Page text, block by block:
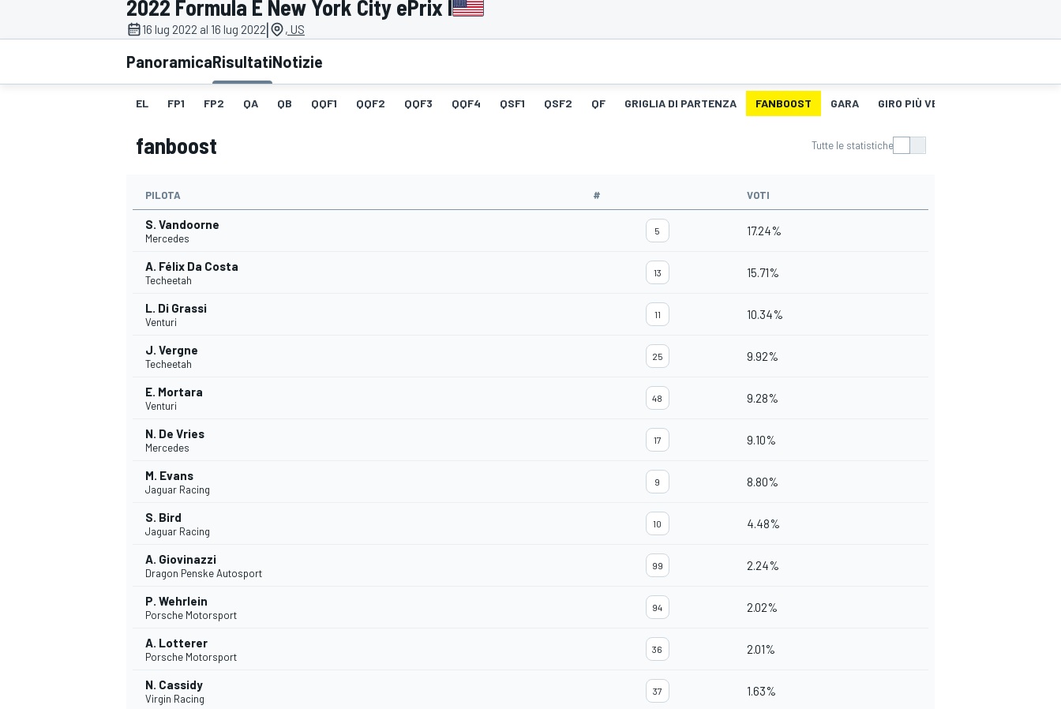
MOTOGP WEC
WRC
MONOPOSTO
2022 Formula E New York City ePrix I
16 lug 2022 al 16 lug 2022| , US
PanoramicaRisultatiNotizie
EL FP1 FP2 QA QB QQF1 QQF2 QQF3 QQF4 QSF1 QSF2 QF GRIGLIA DI PARTENZA FANBOOST GARA GIRO PIÙ VELOCE
fanboost Tutte le statistiche
PILOTA # VOTI
S. Vandoorne
Mercedes
5 17.24%
A. Félix Da Costa
Techeetah
13 15.71%
L. Di Grassi
Venturi
11 10.34%
J. Vergne
Techeetah
25 9.92%
E. Mortara
Venturi
48 9.28%
N. De Vries
Mercedes
17 9.10%
M. Evans
Jaguar Racing
9 8.80%
S. Bird
Jaguar Racing
10 4.48%
A. Giovinazzi
Dragon Penske Autosport
99 2.24%
P. Wehrlein
Porsche Motorsport
94 2.02%
A. Lotterer
Porsche Motorsport
36 2.01%
N. Cassidy
Virgin Racing
37 1.63%